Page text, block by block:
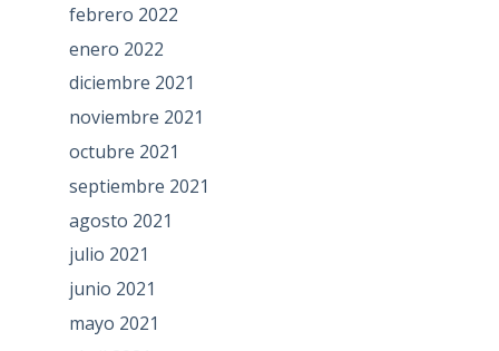
febrero 2022
enero 2022
diciembre 2021
noviembre 2021
octubre 2021
septiembre 2021
agosto 2021
julio 2021
junio 2021
mayo 2021